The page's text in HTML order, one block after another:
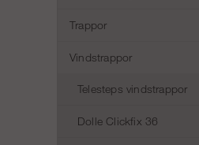
Trappor
Vindstrappor
Telesteps vindstrappor
Dolle Clickfix 36